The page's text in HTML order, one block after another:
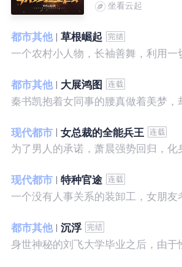
坐看云起
都市其他
草根崛起
都市其他
大展鸿图
现代都市
女总裁的全能兵王
现代都市
特种官途
都市其他
沉浮